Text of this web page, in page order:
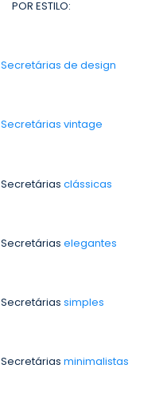
POR ESTILO:
Secretárias de design
Secretárias vintage
clássicas
elegantes
simples
minimalistas